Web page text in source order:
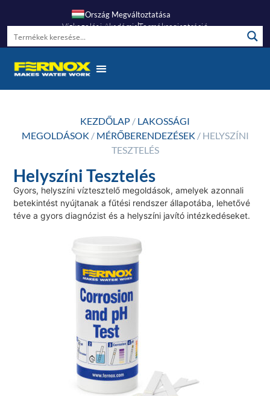
Ország Megváltoztatása
Vízkezelési AkadémiaTermékregisztráció
KEZDŐLAP / LAKOSSÁGI
MEGOLDÁSOK / MÉRŐBERENDEZÉSEK / HELYSZÍNI
TESZTELÉS
Helyszíni Tesztelés
Gyors, helyszíni víztesztelő megoldások, amelyek azonnali
betekintést nyújtanak a fűtési rendszer állapotába, lehetővé
téve a gyors diagnózist és a helyszíni javító intézkedéseket.